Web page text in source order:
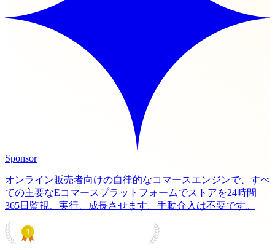
Sponsor
オンライン販売者向けの自律的なコマースエンジンで、すべ
ての主要なEコマースプラットフォームでストアを24時間
365日監視、実行、成長させます。手動介入は不要です。